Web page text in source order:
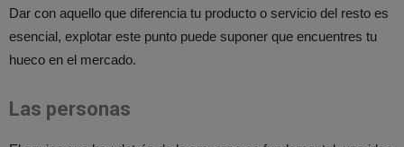
Dar con aquello que diferencia tu producto o servicio del resto es
esencial, explotar este punto puede suponer que encuentres tu
hueco en el mercado.
Las personas